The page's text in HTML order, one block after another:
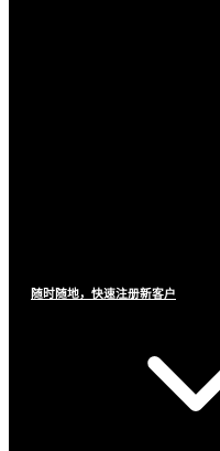
随时随地，快速注册新客户